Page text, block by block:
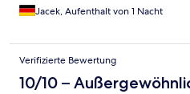
Jacek, Aufenthalt von 1 Nacht
Verifizierte Bewertung
10/10 –